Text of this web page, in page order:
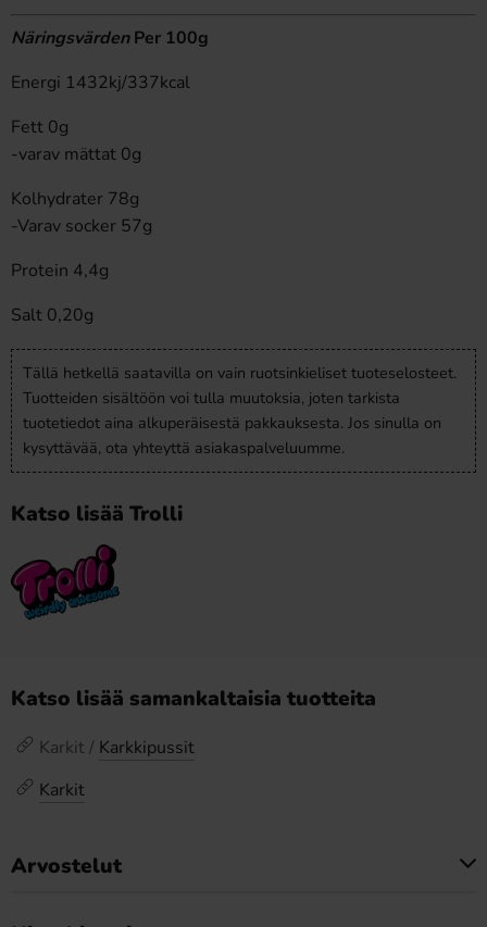
NäringsvärdenPer 100g
Energi 1432kj/337kcal
Fett 0g
-varav mättat 0g
Kolhydrater 78g
-Varav socker 57g
Protein 4,4g
Salt 0,20g
Tällä hetkellä saatavilla on vain ruotsinkieliset tuoteselosteet.
Tuotteiden sisältöön voi tulla muutoksia, joten tarkista
tuotetiedot aina alkuperäisestä pakkauksesta. Jos sinulla on
kysyttävää, ota yhteyttä asiakaspalveluumme.
Katso lisää Trolli
Katso lisää samankaltaisia tuotteita
Karkit / Karkkipussit
Karkit
Arvostelut